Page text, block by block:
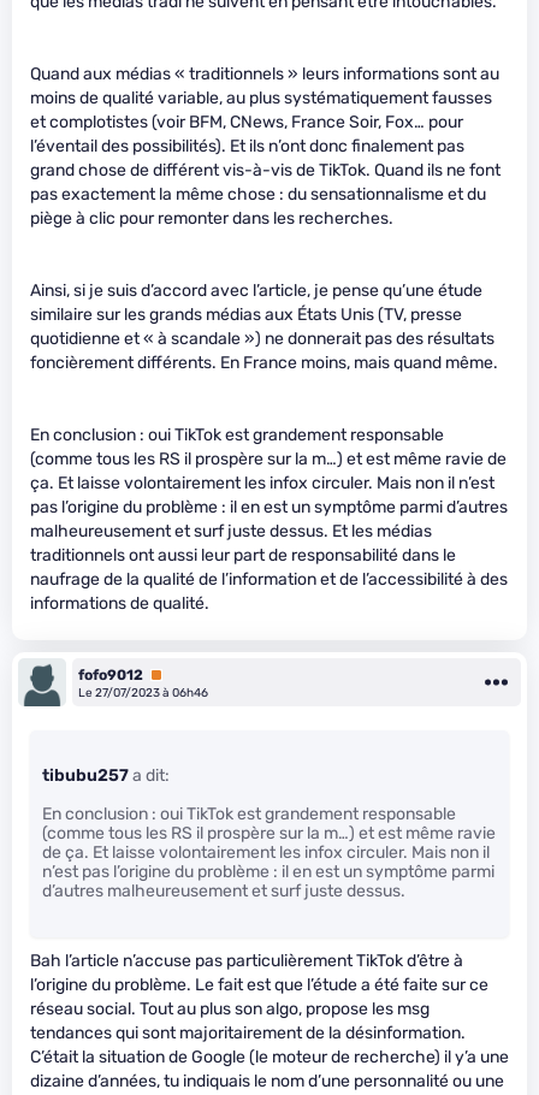
Quand aux médias « traditionnels » leurs informations sont au
moins de qualité variable, au plus systématiquement fausses
et complotistes (voir BFM, CNews, France Soir, Fox… pour
l’éventail des possibilités). Et ils n’ont donc finalement pas
grand chose de différent vis-à-vis de TikTok. Quand ils ne font
pas exactement la même chose : du sensationnalisme et du
piège à clic pour remonter dans les recherches.
Ainsi, si je suis d’accord avec l’article, je pense qu’une étude
similaire sur les grands médias aux États Unis (TV, presse
quotidienne et « à scandale ») ne donnerait pas des résultats
foncièrement différents. En France moins, mais quand même.
En conclusion : oui TikTok est grandement responsable
(comme tous les RS il prospère sur la m…) et est même ravie de
ça. Et laisse volontairement les infox circuler. Mais non il n’est
pas l’origine du problème : il en est un symptôme parmi d’autres
malheureusement et surf juste dessus. Et les médias
traditionnels ont aussi leur part de responsabilité dans le
naufrage de la qualité de l’information et de l’accessibilité à des
informations de qualité.
fofo9012 Premium
Le 27/07/2023 à 06h46
tibubu257a dit:
En conclusion : oui TikTok est grandement responsable
(comme tous les RS il prospère sur la m…) et est même ravie
de ça. Et laisse volontairement les infox circuler. Mais non il
n’est pas l’origine du problème : il en est un symptôme parmi
d’autres malheureusement et surf juste dessus.
Bah l’article n’accuse pas particulièrement TikTok d’être à
l’origine du problème. Le fait est que l’étude a été faite sur ce
réseau social. Tout au plus son algo, propose les msg
tendances qui sont majoritairement de la désinformation.
C’était la situation de Google (le moteur de recherche) il y’a une
dizaine d’années, tu indiquais le nom d’une personnalité ou une